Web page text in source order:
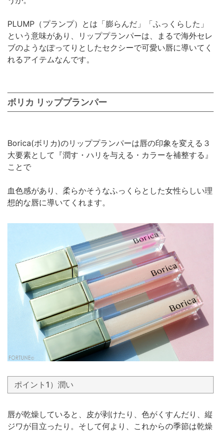
PLUMP（プランプ）とは「膨らんだ」「ふっくらした」
という意味があり、リッププランパーは、まるで海外セレ
ブのようなぽってりとしたセクシーで可愛い唇に導いてく
れるアイテムなんです。
ボリカ リッププランパー
Borica(ボリカ)のリッププランパーは唇の印象を変える３
大要素として『潤す・ハリを与える・カラーを補整する』
ことで
血色感があり、柔らかそうなふっくらとした女性らしい理
想的な唇に導いてくれます。
ポイント1）潤い
唇が乾燥していると、皮が剥けたり、色がくすんだり、縦
ジワが目立ったり。そして何より、これからの季節は乾燥